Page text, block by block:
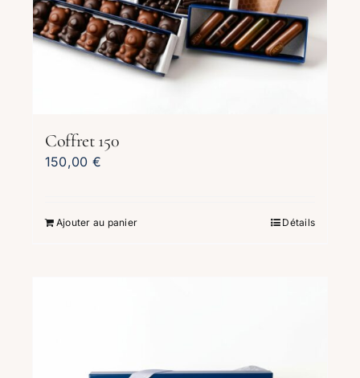
Coffret 150
150,00 €
Ajouter au panier Détails